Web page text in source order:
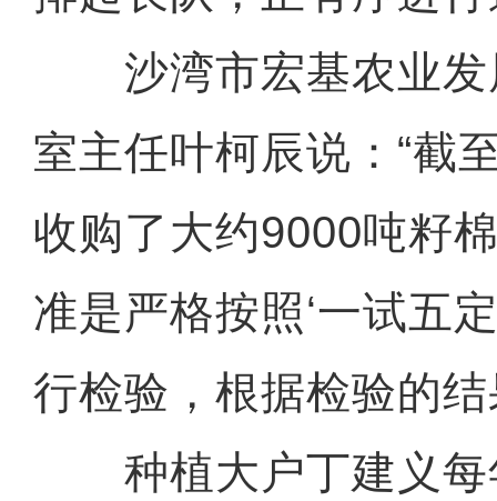
沙湾市宏基农业发
室主任叶柯辰说：“截
收购了大约9000吨籽
准是严格按照‘一试五
行检验，根据检验的
种植大户丁建义每